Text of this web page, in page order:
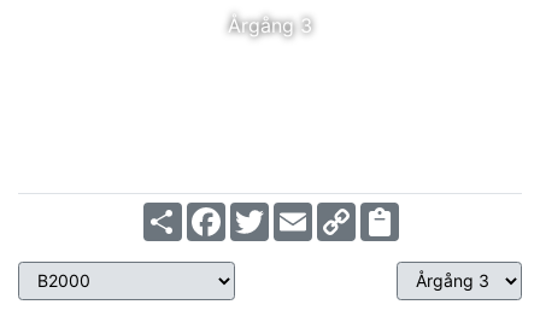
Årgång 3
ShareFacebook
TwitterEmailCopy
Link